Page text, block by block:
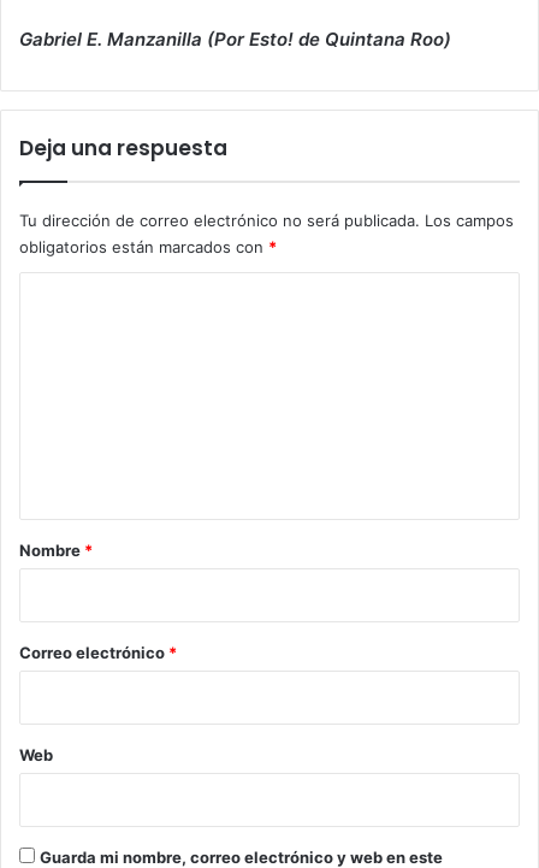
Gabriel E. Manzanilla (Por Esto! de Quintana Roo)
Deja una respuesta
Tu dirección de correo electrónico no será publicada. Los campos
obligatorios están marcados con *
r
*
Nombre *
Correo electrónico *
Web
Guarda mi nombre, correo electrónico y web en este